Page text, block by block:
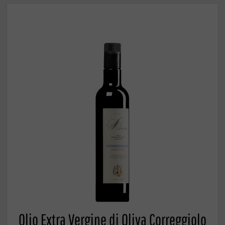
Olio Extra Vergine di Oliva Correggiolo